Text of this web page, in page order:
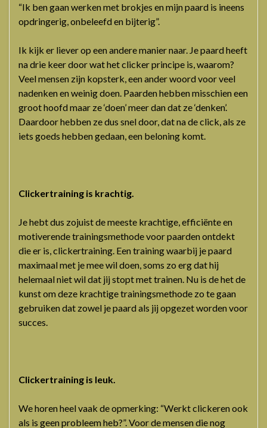
“Ik ben gaan werken met brokjes en mijn paard is ineens
opdringerig, onbeleefd en bijterig”.
Ik kijk er liever op een andere manier naar. Je paard heeft
na drie keer door wat het clicker principe is, waarom?
Veel mensen zijn kopsterk, een ander woord voor veel
nadenken en weinig doen. Paarden hebben misschien een
groot hoofd maar ze ‘doen’ meer dan dat ze ‘denken’.
Daardoor hebben ze dus snel door, dat na de click, als ze
iets goeds hebben gedaan, een beloning komt.
Clickertraining is krachtig.
Je hebt dus zojuist de meeste krachtige, efficiënte en
motiverende trainingsmethode voor paarden ontdekt
die er is, clickertraining. Een training waarbij je paard
maximaal met je mee wil doen, soms zo erg dat hij
helemaal niet wil dat jij stopt met trainen. Nu is de het de
kunst om deze krachtige trainingsmethode zo te gaan
gebruiken dat zowel je paard als jij opgezet worden voor
succes.
Clickertraining is leuk.
We horen heel vaak de opmerking: “Werkt clickeren ook
als is geen probleem heb?”. Voor de mensen die nog